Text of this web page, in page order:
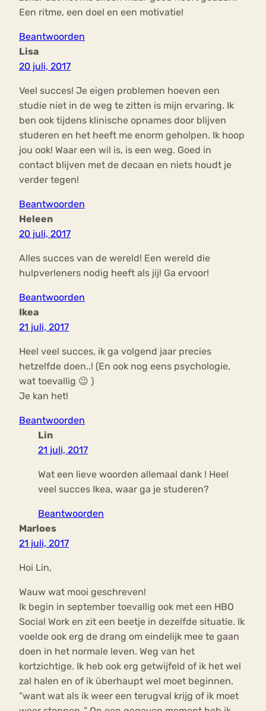
Een ritme, een doel en een motivatie!
Beantwoorden
Lisa
20 juli, 2017
Veel succes! Je eigen problemen hoeven een
studie niet in de weg te zitten is mijn ervaring. Ik
ben ook tijdens klinische opnames door blijven
studeren en het heeft me enorm geholpen. Ik hoop
jou ook! Waar een wil is, is een weg. Goed in
contact blijven met de decaan en niets houdt je
verder tegen!
Beantwoorden
Heleen
20 juli, 2017
Alles succes van de wereld! Een wereld die
hulpverleners nodig heeft als jij! Ga ervoor!
Beantwoorden
Ikea
21 juli, 2017
Heel veel succes, ik ga volgend jaar precies
hetzelfde doen..! (En ook nog eens psychologie,
wat toevallig 😉 )
Je kan het!
Beantwoorden
Lin
21 juli, 2017
Wat een lieve woorden allemaal dank ! Heel
veel succes Ikea, waar ga je studeren?
Beantwoorden
Marloes
21 juli, 2017
Hoi Lin,
Wauw wat mooi geschreven!
Ik begin in september toevallig ook met een HBO
Social Work en zit een beetje in dezelfde situatie. Ik
voelde ook erg de drang om eindelijk mee te gaan
doen in het normale leven. Weg van het
kortzichtige. Ik heb ook erg getwijfeld of ik het wel
zal halen en of ik überhaupt wel moet beginnen.
”want wat als ik weer een terugval krijg of ik moet